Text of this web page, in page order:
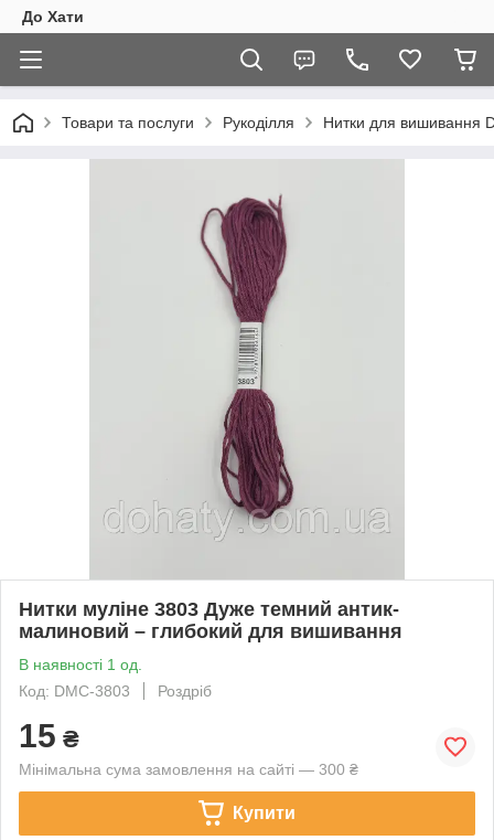
До Хати
Товари та послуги Рукоділля Нитки для вишивання
Нитки муліне 3803 Дуже темний антик-
малиновий – глибокий для вишивання
В наявності 1 од.
Код: DMC-3803
Роздріб
15 ₴
Мінімальна сума замовлення на сайті — 300 ₴
Купити